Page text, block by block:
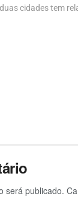
cidades tem
será publicado.